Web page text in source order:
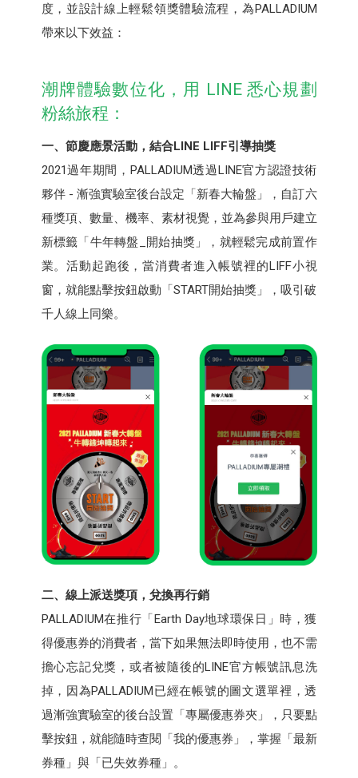
度，並設計線上輕鬆領獎體驗流程，為PALLADIUM
帶來以下效益：
潮牌體驗數位化，用 LINE 悉心規劃
粉絲旅程：
一、節慶應景活動，結合LINE LIFF引導抽獎
2021過年期間，PALLADIUM透過LINE官方認證技術
夥伴 - 漸強實驗室後台設定「新春大輪盤」，自訂六
種獎項、數量、機率、素材視覺，並為參與用戶建立
新標籤「牛年轉盤_開始抽獎」，就輕鬆完成前置作
業。活動起跑後，當消費者進入帳號裡的LIFF小視
窗，就能點擊按鈕啟動「START開始抽獎」，吸引破
千人線上同樂。
二、線上派送獎項，兌換再行銷
PALLADIUM在推行「Earth Day地球環保日」時，獲
得優惠券的消費者，當下如果無法即時使用，也不需
擔心忘記兌獎，或者被隨後的LINE官方帳號訊息洗
掉，因為PALLADIUM已經在帳號的圖文選單裡，透
過漸強實驗室的後台設置「專屬優惠券夾」，只要點
擊按鈕，就能隨時查閱「我的優惠券」，掌握「最新
券種」與「已失效券種」。